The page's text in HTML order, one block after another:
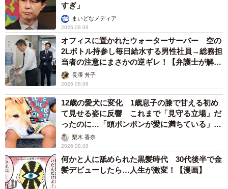
すぎ」
まいどなメディア
2026.08.08
オフィスに置かれたウォーターサーバー 空の
2Lボトル持参し毎日給水する男性社員→総務担
当者の注意にまさかの逆ギレ！【弁護士が解
説】長澤 芳子
2026.08.08
12歳の愛犬に変化 1歳息子の膝で甘える初め
て見せる姿に反響 これまで「見守る立場」だ
ったのに…「頭ポンポンが愛に満ちている」
「尊…」
梨木 香奈
2026.08.08
何かと人に舐められた黒髪時代 30代後半で金
髪デビューしたら…人生が激変！【漫画】